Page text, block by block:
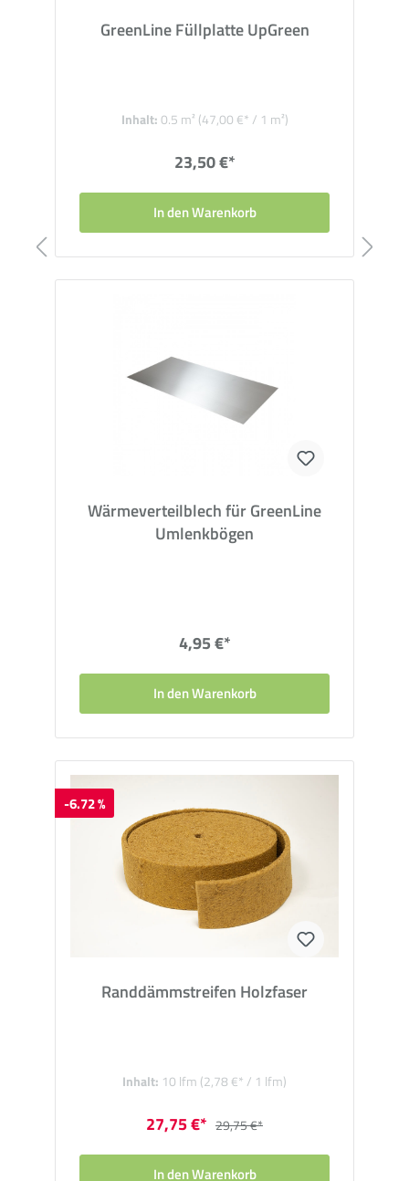
GreenLine Füllplatte UpGreen
Inhalt:0.5 m² (47,00 €* / 1 m²)
23,50 €*
In den Warenkorb
Wärmeverteilblech für GreenLine
Umlenkbögen
4,95 €*
In den Warenkorb
-6.72 %
Randdämmstreifen Holzfaser
Inhalt: 10 lfm (2,78 €* / 1 lfm)
27,75 €* 29,75 €*
In den Warenkorb